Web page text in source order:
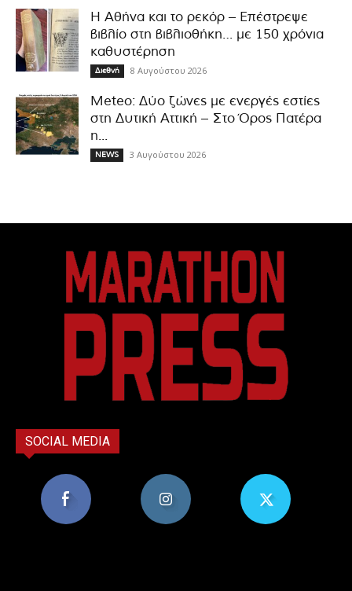
Η Αθήνα και το ρεκόρ – Επέστρεψε
βιβλίο στη βιβλιοθήκη… με 150 χρόνια
καθυστέρηση
Διεθνή 8 Αυγούστου 2026
Meteo: Δύο ζώνες με ενεργές εστίες
στη Δυτική Αττική – Στο Όρος Πατέρα
η...
NEWS 3 Αυγούστου 2026
SOCIAL MEDIA